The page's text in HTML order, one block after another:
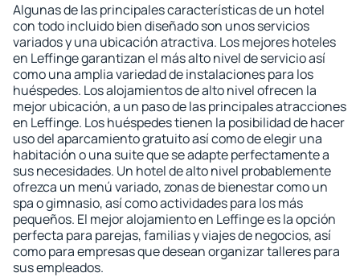
Algunas de las principales características de un hotel
con todo incluido bien diseñado son unos servicios
variados y una ubicación atractiva. Los mejores hoteles
en Leffinge garantizan el más alto nivel de servicio así
como una amplia variedad de instalaciones para los
huéspedes. Los alojamientos de alto nivel ofrecen la
mejor ubicación, a un paso de las principales atracciones
en Leffinge. Los huéspedes tienen la posibilidad de hacer
uso del aparcamiento gratuito así como de elegir una
habitación o una suite que se adapte perfectamente a
sus necesidades. Un hotel de alto nivel probablemente
ofrezca un menú variado, zonas de bienestar como un
spa o gimnasio, así como actividades para los más
pequeños. El mejor alojamiento en Leffinge es la opción
perfecta para parejas, familias y viajes de negocios, así
como para empresas que desean organizar talleres para
sus empleados.